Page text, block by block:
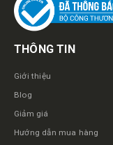
THÔNG TIN
Giới thiệu
Blog
Giảm giá
Hướng dẫn mua hàng